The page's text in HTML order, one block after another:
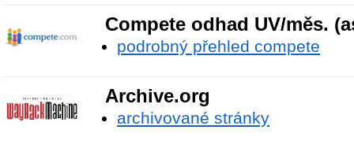
Compete odhad UV/měs.
podrobný přehled compete
Archive.org
archivované stránky